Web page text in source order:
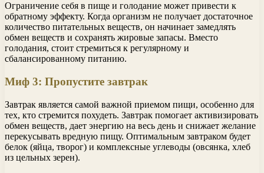
Ограничение себя в пище и голодание может привести к
обратному эффекту. Когда организм не получает достаточное
количество питательных веществ, он начинает замедлять
обмен веществ и сохранять жировые запасы. Вместо
голодания, стоит стремиться к регулярному и
сбалансированному питанию.
Миф 3: Пропустите завтрак
Завтрак является самой важной приемом пищи, особенно для
тех, кто стремится похудеть. Завтрак помогает активизировать
обмен веществ, дает энергию на весь день и снижает желание
перекусывать вредную пищу. Оптимальным завтраком будет
белок (яйца, творог) и комплексные углеводы (овсянка, хлеб
из цельных зерен).